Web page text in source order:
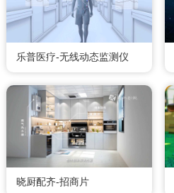
乐普医疗-无线动态监测仪
晓厨配齐-招商片